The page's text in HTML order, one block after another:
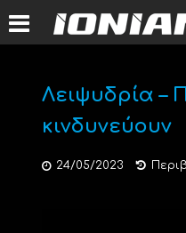
Λειψυδρία –
κινδυνεύουν
24/05/2023